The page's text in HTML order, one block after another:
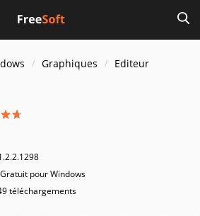
Graphiques
Editeur
Gratuit pour Windows
téléchargements